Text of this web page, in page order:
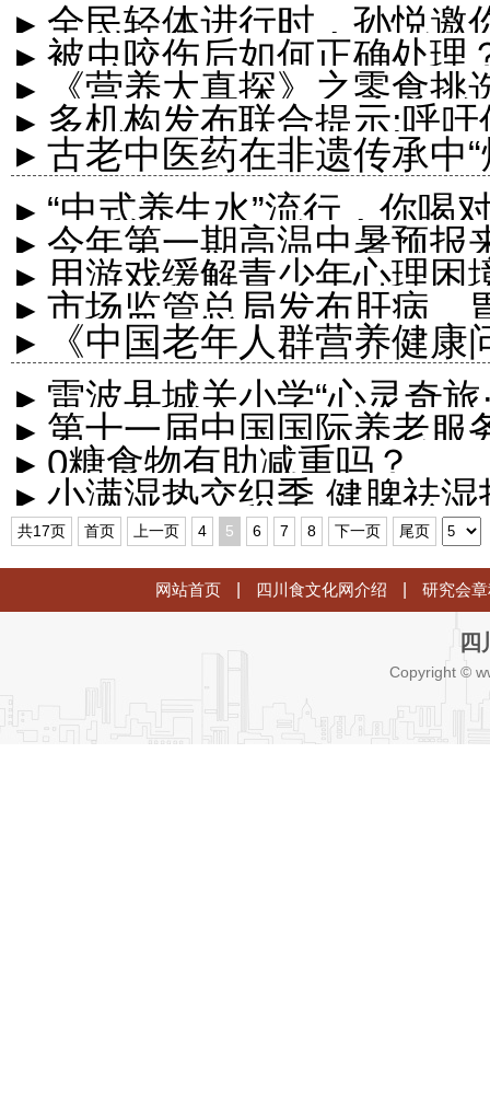
▸ 全民轻体进行时，孙悦邀
▸ 被虫咬伤后如何正确处理
▸ 《营养大真探》之零食挑
▸ 多机构发布联合提示:呼
固醇”
▸ 古老中医药在非遗传承中“
▸ “中式养生水”流行，你喝
▸ 今年第一期高温中暑预报
▸ 用游戏缓解青少年心理困
▸ 市场监管总局发布肝病、
配方食品临床...
▸ 《中国老年人群营养健康
告》正式发布
▸ 雷波县城关小学“心灵奇
为成长赋...
▸ 第十一届中国国际养老服
▸ 0糖食物有助减重吗？
▸ 小满湿热交织季 健脾祛湿
共17页 首页 上一页 4 5 6 7 8 下一页 尾页
网站首页 四川食文化网介绍 研究会
Copyright ©